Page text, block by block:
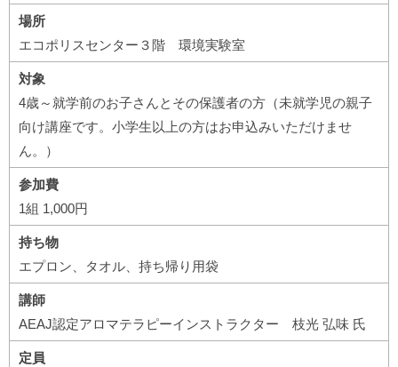
場所
エコポリスセンター３階 環境実験室
対象
4歳～就学前のお子さんとその保護者の方（未就学児の親子
向け講座です。小学生以上の方はお申込みいただけませ
ん。）
参加費
1組 1,000円
持ち物
エプロン、タオル、持ち帰り用袋
講師
AEAJ認定アロマテラピーインストラクター 枝光 弘味 氏
定員